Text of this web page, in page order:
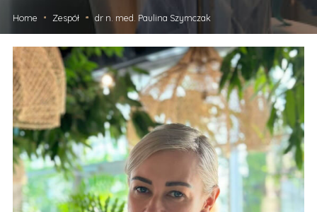
Home Zespół dr n. med. Paulina Szymczak